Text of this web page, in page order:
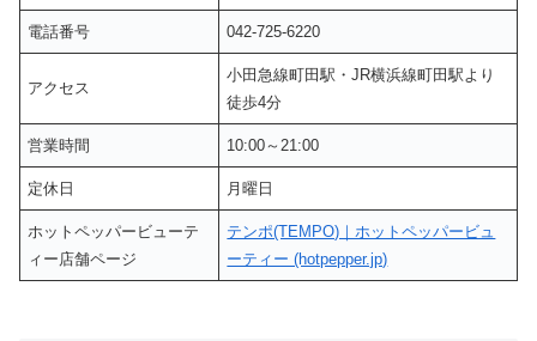
電話番号 042-725-6220
アクセス
小田急線町田駅・JR横浜線町田駅より
徒歩4分
営業時間 10:00～21:00
定休日 月曜日
ホットペッパービューテ
ィー店舗ページ
テンポ(TEMPO)｜ホットペッパービュ
ーティー (hotpepper.jp)